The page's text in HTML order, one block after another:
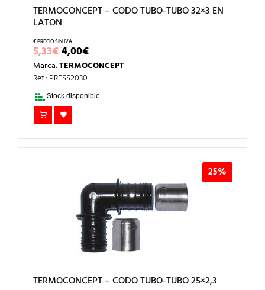
TERMOCONCEPT – CODO TUBO-TUBO 32×3 EN
LATON
5,33€EL
PRECIO
ORIGINAL
ERA:
5,33€.
4,00€EL
PRECIO
ACTUAL
4,00€.
Marca:TERMOCONCEPT
Ref.: PRESS2030
Stock disponible.
25%
TERMOCONCEPT – CODO TUBO-TUBO 25×2,3